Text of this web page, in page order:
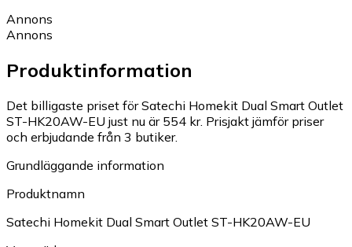
Annons
Annons
Produktinformation
Det billigaste priset för Satechi Homekit Dual Smart Outlet
ST-HK20AW-EU just nu är 554 kr. Prisjakt jämför priser
och erbjudande från 3 butiker.
Grundläggande information
Produktnamn
Satechi Homekit Dual Smart Outlet ST-HK20AW-EU